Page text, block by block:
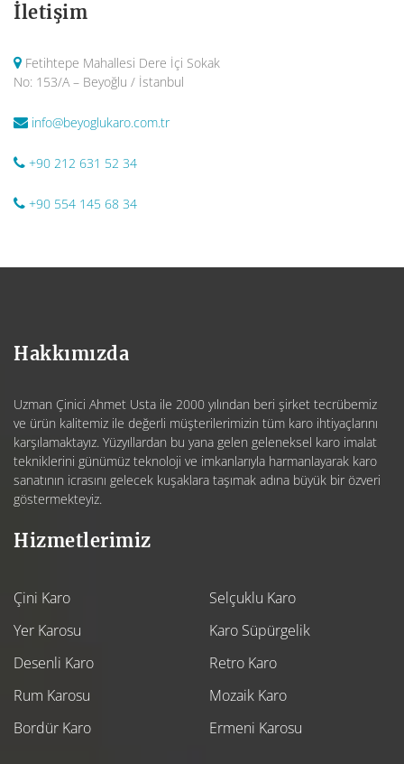
İletişim
Fetihtepe Mahallesi Dere İçi Sokak
No: 153/A – Beyoğlu / İstanbul
info@beyoglukaro.com.tr
+90 212 631 52 34
+90 554 145 68 34
Hakkımızda
Uzman Çinici Ahmet Usta ile 2000 yılından beri şirket tecrübemiz
ve ürün kalitemiz ile değerli müşterilerimizin tüm karo ihtiyaçlarını
karşılamaktayız. Yüzyıllardan bu yana gelen geleneksel karo imalat
tekniklerini günümüz teknoloji ve imkanlarıyla harmanlayarak karo
sanatının icrasını gelecek kuşaklara taşımak adına büyük bir özveri
göstermekteyiz.
Hizmetlerimiz
Çini Karo
Yer Karosu
Desenli Karo
Rum Karosu
Bordür Karo
Selçuklu Karo
Karo Süpürgelik
Retro Karo
Mozaik Karo
Ermeni Karosu